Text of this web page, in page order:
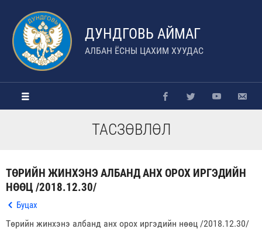
ДУНДГОВЬ АЙМАГ
АЛБАН ЁСНЫ ЦАХИМ ХУУДАС
ТАСЗӨВЛӨЛ
ТӨРИЙН ЖИНХЭНЭ АЛБАНД АНХ ОРОХ ИРГЭДИЙН
НӨӨЦ /2018.12.30/
Буцах
Төрийн жинхэнэ албанд анх орох иргэдийн нөөц /2018.12.30/